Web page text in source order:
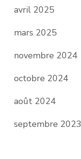
avril 2025
mars 2025
novembre 2024
octobre 2024
août 2024
septembre 2023